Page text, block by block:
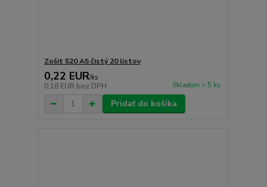
Zošit 520 A5 čistý 20 listov
0,22 EUR/ks
0,18 EUR bez DPH Skladom > 5 ks
Pridať do košíka